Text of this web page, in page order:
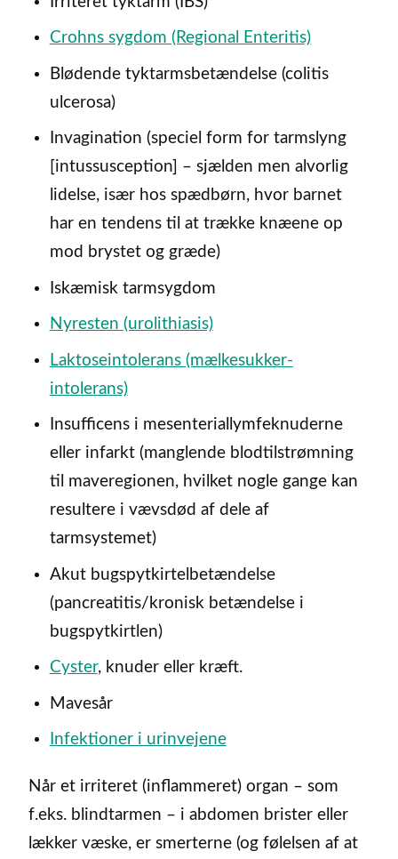
Crohns sygdom (Regional Enteritis)
Blødende tyktarmsbetændelse (colitis
ulcerosa)
Invagination (speciel form for tarmslyng
[intussusception] – sjælden men alvorlig
lidelse, især hos spædbørn, hvor barnet
har en tendens til at trække knæene op
mod brystet og græde)
Iskæmisk tarmsygdom
Nyresten (urolithiasis)
Laktoseintolerans (mælkesukker-
intolerans)
Insufficens i mesenteriallymfeknuderne
eller infarkt (manglende blodtilstrømning
til maveregionen, hvilket nogle gange kan
resultere i vævsdød af dele af
tarmsystemet)
Akut bugspytkirtelbetændelse
(pancreatitis/kronisk betændelse i
bugspytkirtlen)
Cyster, knuder eller kræft.
Mavesår
Infektioner i urinvejene
Når et irriteret (inflammeret) organ – som
f.eks. blindtarmen – i abdomen brister eller
lækker væske, er smerterne (og følelsen af at